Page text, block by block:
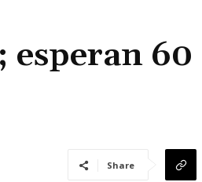
esperan 60
Share